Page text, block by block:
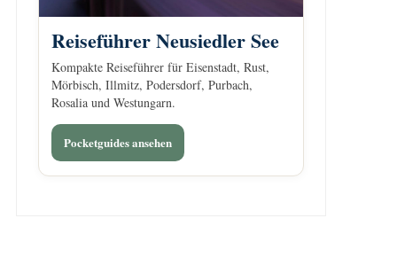
Reiseführer Neusiedler See
Kompakte Reiseführer für Eisenstadt, Rust,
Mörbisch, Illmitz, Podersdorf, Purbach,
Rosalia und Westungarn.
Pocketguides ansehen